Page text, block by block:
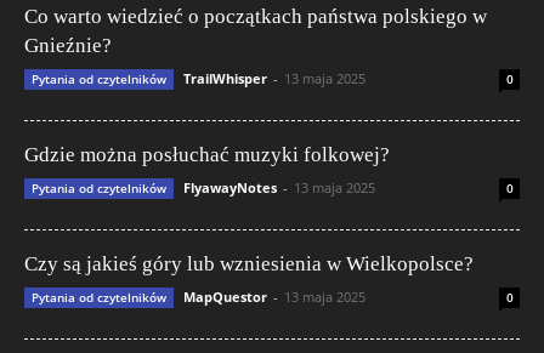
Co warto wiedzieć o początkach państwa polskiego w
Gnieźnie?
Pytania od czytelników TrailWhisper - 13 maja 2025 0
Gdzie można posłuchać muzyki folkowej?
Pytania od czytelników FlyawayNotes - 13 maja 2025 0
Czy są jakieś góry lub wzniesienia w Wielkopolsce?
Pytania od czytelników MapQuestor - 13 maja 2025 0